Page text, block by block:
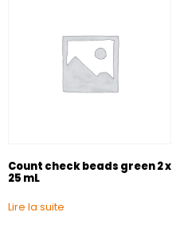
Count check beads green 2 x
25 mL
Lire la suite